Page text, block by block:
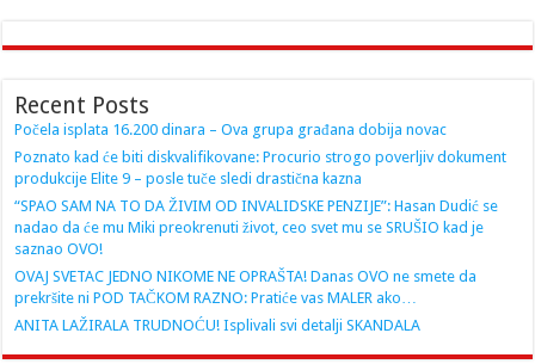
Recent Posts
Počela isplata 16.200 dinara – Ova grupa građana dobija novac
Poznato kad će biti diskvalifikovane: Procurio strogo poverljiv dokument
produkcije Elite 9 – posle tuče sledi drastična kazna
“SPAO SAM NA TO DA ŽIVIM OD INVALIDSKE PENZIJE”: Hasan Dudić se
nadao da će mu Miki preokrenuti život, ceo svet mu se SRUŠIO kad je
saznao OVO!
OVAJ SVETAC JEDNO NIKOME NE OPRAŠTA! Danas OVO ne smete da
prekršite ni POD TAČKOM RAZNO: Pratiće vas MALER ako…
ANITA LAŽIRALA TRUDNOĆU! Isplivali svi detalji SKANDALA